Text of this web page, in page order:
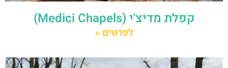
קפלת מדיצ'י (Medici Chapels)
לפרטים »